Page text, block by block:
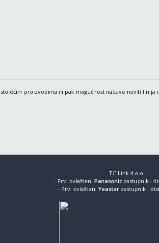
proizvodima ili pak mogućnost nabave novih linija
TC-Link d.o.o.
- Prvi ovlašteni Panasoniczastupnik i
- Prvi ovlašteni Yeastar zastupnik i